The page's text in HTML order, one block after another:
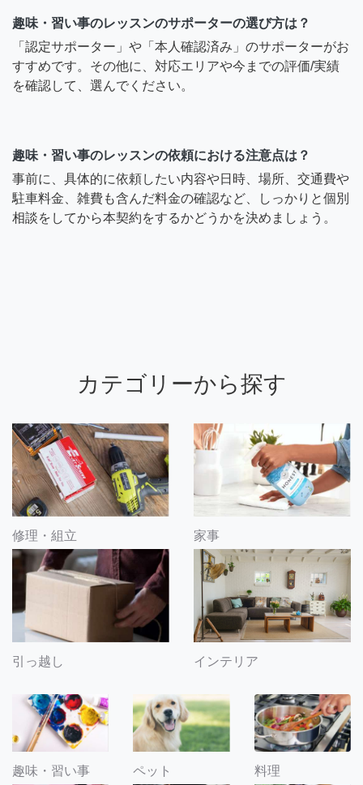
趣味・習い事のレッスンのサポーターの選び方は？
「認定サポーター」や「本人確認済み」のサポーターがお
すすめです。その他に、対応エリアや今までの評価/実績
を確認して、選んでください。
趣味・習い事のレッスンの依頼における注意点は？
事前に、具体的に依頼したい内容や日時、場所、交通費や
駐車料金、雑費も含んだ料金の確認など、しっかりと個別
相談をしてから本契約をするかどうかを決めましょう。
カテゴリーから探す
修理・組立 家事
引っ越し インテリア
趣味・習い事 ペット 料理